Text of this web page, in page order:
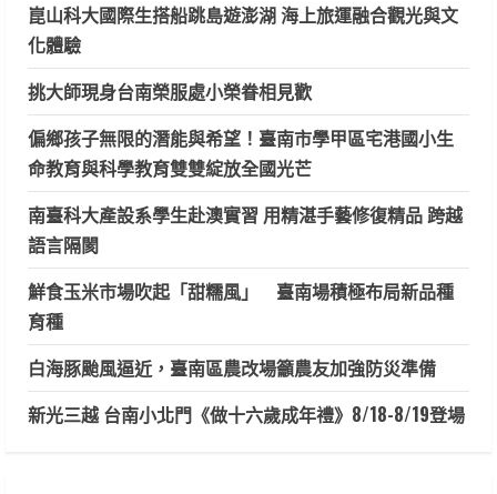
崑山科大國際生搭船跳島遊澎湖 海上旅運融合觀光與文
化體驗
挑大師現身台南榮服處小榮眷相見歡
偏鄉孩子無限的潛能與希望！臺南市學甲區宅港國小生
命教育與科學教育雙雙綻放全國光芒
南臺科大產設系學生赴澳實習 用精湛手藝修復精品 跨越
語言隔閡
鮮食玉米市場吹起「甜糯風」 臺南場積極布局新品種
育種
白海豚颱風逼近，臺南區農改場籲農友加強防災準備
新光三越 台南小北門《做十六歲成年禮》8/18-8/19登場